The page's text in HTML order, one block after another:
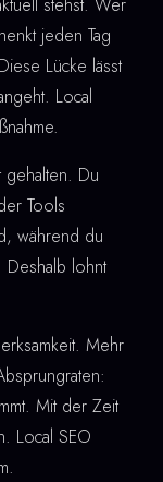
stehst. Wer
jeden Tag
Lücke lässt
Local
gehalten. Du
Tools
während du
Deshalb lohnt
Mehr
Mit der Zeit
Local SEO